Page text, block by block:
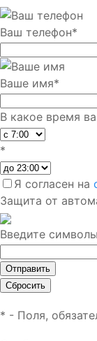
Ваш телефон*
Ваше имя*
В какое время
*
Я согласен на
Защита от
Введите
* - Поля,